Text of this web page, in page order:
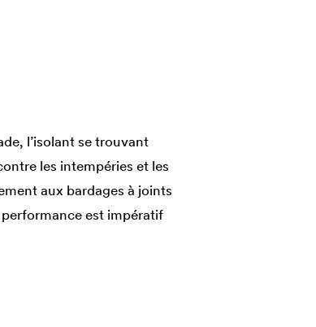
l’isolant se trouvant
les intempéries et les
aux bardages à joints
est impératif